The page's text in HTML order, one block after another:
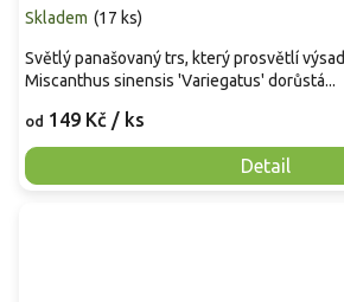
Skladem (17 ks)
od 149 Kč / ks
Detail
Světlý panašovaný trs, který prosvětlí
Miscanthus sinensis 'Variegatus' dorůstá...